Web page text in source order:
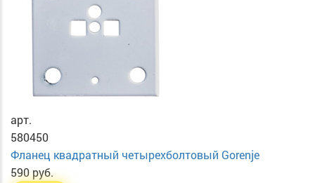
арт.
580450
Фланец квадратный четырехболтовый Gorenje
590 руб.